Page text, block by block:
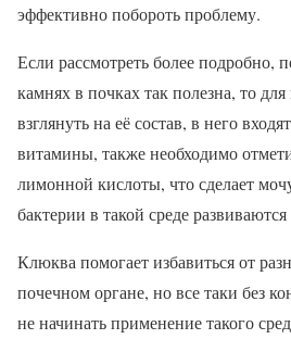
эффективно побороть проблему.
Если рассмотреть более подробно,
камнях в почках так полезна, то
взглянуть на её состав, в него
витамины, также необходимо
лимонной кислоты, что сделает
бактерии в такой среде
Клюква помогает избавиться от
почечном органе, но все таки без
не начинать применение такого